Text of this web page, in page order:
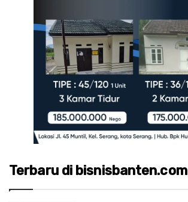
Terbaru di bisnisbanten.com